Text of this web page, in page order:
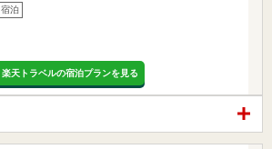
宿泊
楽天トラベルの宿泊プランを見る